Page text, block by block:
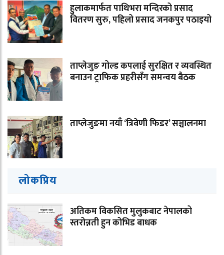
हुलाकमार्फत पाथिभरा मन्दिरको प्रसाद
वितरण सुरु, पहिलो प्रसाद जनकपुर पठाइयो
ताप्लेजुङ गोल्ड कपलाई सुरक्षित र व्यवस्थित
बनाउन ट्राफिक प्रहरीसँग समन्वय बैठक
ताप्लेजुङमा नयाँ ‘त्रिवेणी फिडर’ सञ्चालनमा
लोकप्रिय
अतिकम विकसित मुलुकबाट नेपालको
स्तरोन्नती हुन कोभिड बाधक